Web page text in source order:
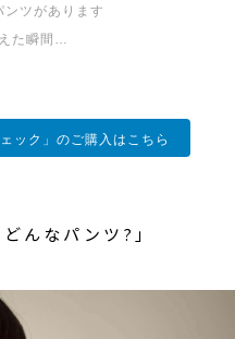
ンツがあります
た瞬間…
ック」のご購入はこちら
んなパンツ?」